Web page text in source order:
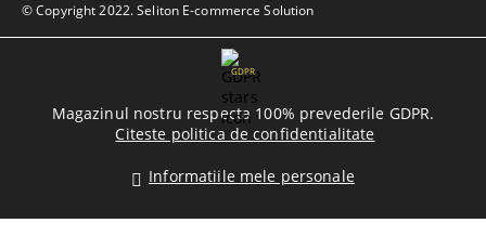
© Copyright 2022. Seliton E-commerce Solution
GDPR
Magazinul nostru respecta 100% prevederile GDPR.
Citeste politica de confidentialitate
Informatiile mele personale